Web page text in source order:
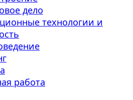
дело
технологии и
работа